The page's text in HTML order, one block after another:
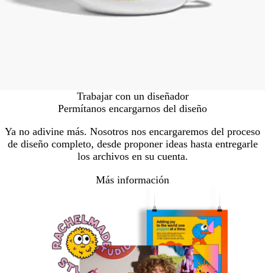
Trabajar con un diseñador
Permítanos encargarnos del diseño
Ya no adivine más. Nosotros nos encargaremos del proceso
de diseño completo, desde proponer ideas hasta entregarle
los archivos en su cuenta.
Más información